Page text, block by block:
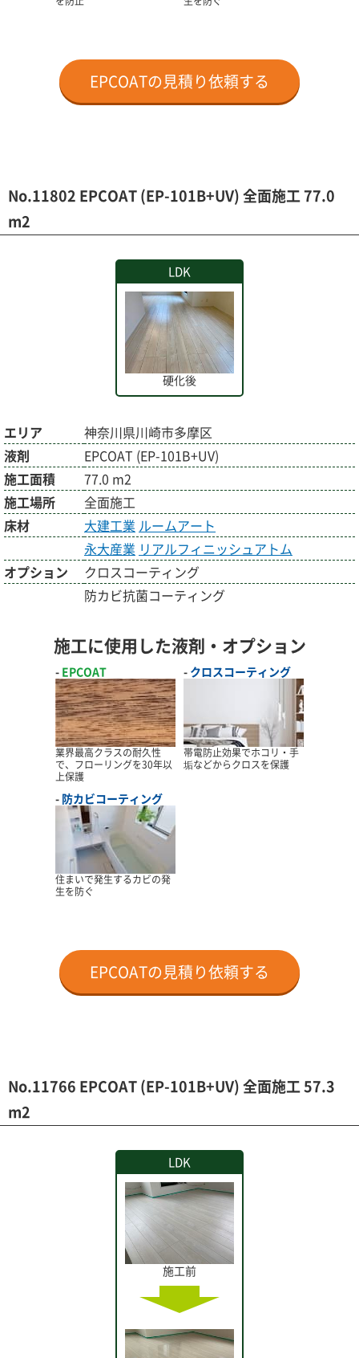
EPCOATの見積り依頼する
No.11802 EPCOAT (EP-101B+UV) 全面施工 77.0
m2
LDK
硬化後
エリア
神奈川県川崎市多摩区
液剤
EPCOAT (EP-101B+UV)
施工面積
77.0 m2
施工場所
全面施工
床材
大建工業 ルームアート
永大産業 リアルフィニッシュアトム
オプション
クロスコーティング
防カビ抗菌コーティング
施工に使用した液剤・オプション
EPCOAT
業界最高クラスの耐久性
で、フローリングを30年以
上保護
クロスコーティング
帯電防止効果でホコリ・手
垢などからクロスを保護
防カビコーティング
住まいで発生するカビの発
生を防ぐ
EPCOATの見積り依頼する
No.11766 EPCOAT (EP-101B+UV) 全面施工 57.3
m2
LDK
施工前